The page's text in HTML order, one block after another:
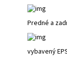
Predné a
vybavený